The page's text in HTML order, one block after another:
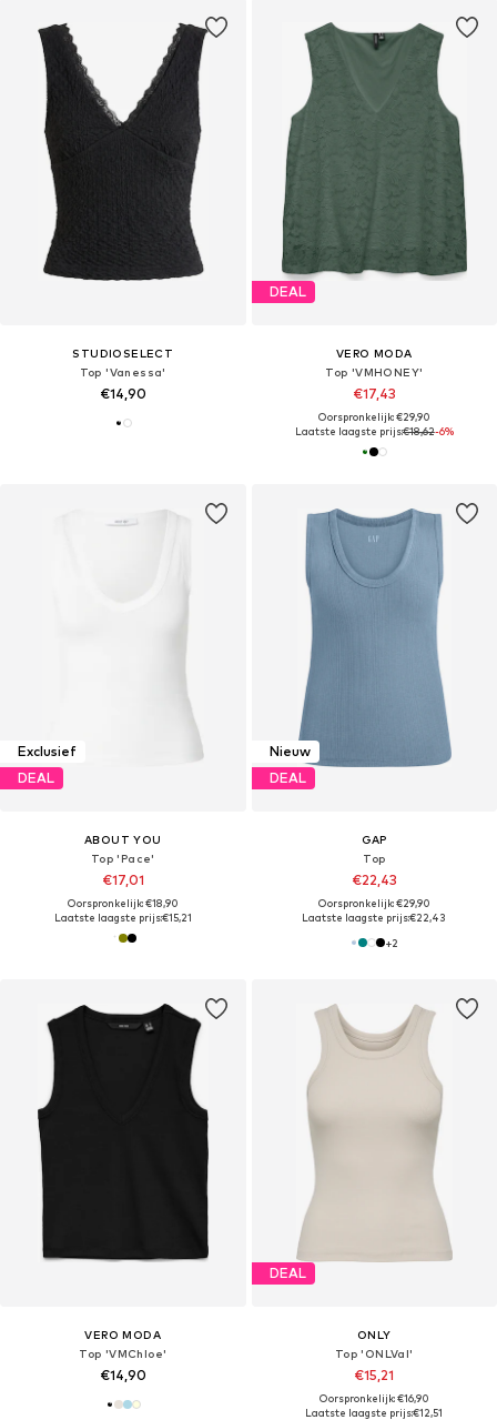
STUDIOSELECT
Top 'Vanessa'
€14,90
DEAL
VERO MODA
Top 'VMHONEY'
€17,43
Oorspronkelijk: €29,90
Laatste laagste prijs:€18,62-6%
Exclusief
DEAL
ABOUT YOU
Top 'Pace'
€17,01
Oorspronkelijk: €18,90
Laatste laagste prijs:€15,21
Nieuw
DEAL
GAP
Top
€22,43
Oorspronkelijk: €29,90
Laatste laagste prijs:€22,43
+2
VERO MODA
Top 'VMChloe'
€14,90
DEAL
ONLY
Top 'ONLVal'
€15,21
Oorspronkelijk: €16,90
Laatste laagste prijs:€12,51